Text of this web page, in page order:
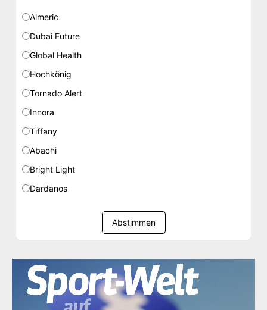
Almeric
Dubai Future
Global Health
Hochkönig
Tornado Alert
Innora
Tiffany
Abachi
Bright Light
Dardanos
Abstimmen